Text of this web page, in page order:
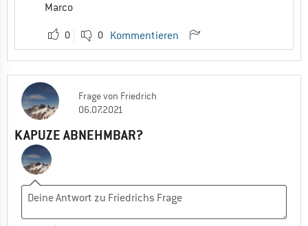
Marco
0 0 Kommentieren
Fragevon Friedrich
06.07.2021
KAPUZE ABNEHMBAR?